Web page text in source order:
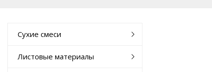
Сухие смеси
Листовые материалы